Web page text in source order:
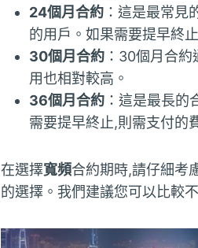
24個月合約 ：這是最常見
的用戶。如果需要提早終
30個月合約 ：30個月合
用也相對較高。
36個月合約 ：這是最長的
需要提早終止,則需支付的
在選擇寬頻合約期時,請仔細考
的選擇。我們建議您可以比較